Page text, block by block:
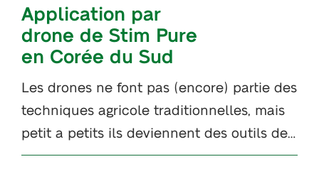
Application par
drone de Stim Pure
en Corée du Sud
Les drones ne font pas (encore) partie des
techniques agricole traditionnelles, mais
petit a petits ils deviennent des outils de…